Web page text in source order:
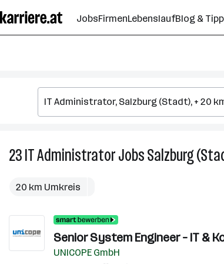
Seiteninhalt
springen
JobsFirmenLebenslaufBlog &
23IT AdministratorJobsSalzburg
20 km Umkreis
Senior System Engineer – IT &
UNICOPE GmbH